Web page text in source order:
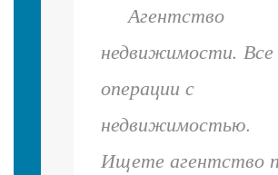
Агентство
недвижимости. Все
операции с
недвижимостью.
Ищете агентство